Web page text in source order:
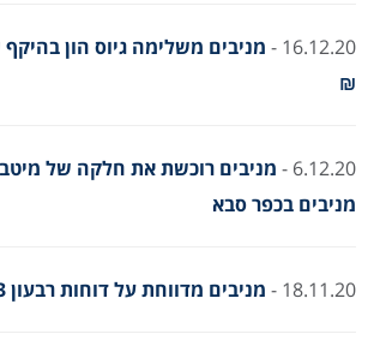
16.12.20 -
₪
6.12.20 -
מניבים רוכשת את חלקה של
מניבים בכפר סבא
18.11.20 - מניבים מדווחת על דוחות רבעון 3